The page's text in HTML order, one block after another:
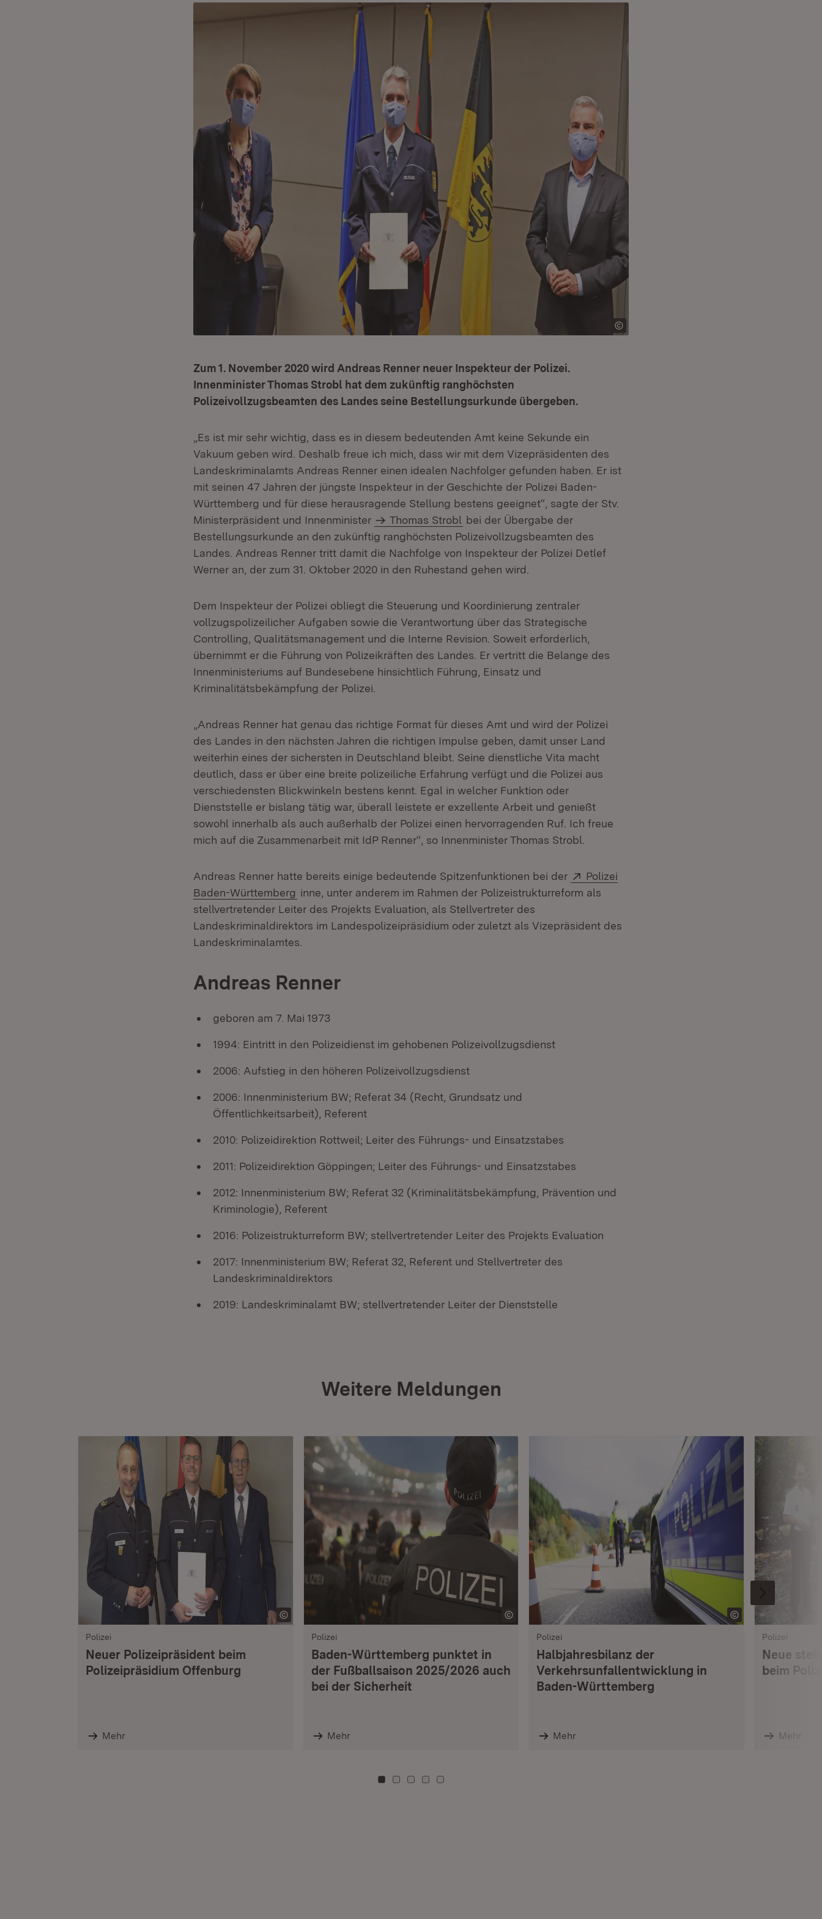
Zum 1. November 2020 wird Andreas Renner neuer Inspekteur der Polizei.
Innenminister Thomas Strobl hat dem zukünftig ranghöchsten
Polizeivollzugsbeamten des Landes seine Bestellungsurkunde übergeben.
„Es ist mir sehr wichtig, dass es in diesem bedeutenden Amt keine Sekunde ein
Vakuum geben wird. Deshalb freue ich mich, dass wir mit dem Vizepräsidenten des
Landeskriminalamts Andreas Renner einen idealen Nachfolger gefunden haben. Er ist
mit seinen 47 Jahren der jüngste Inspekteur in der Geschichte der Polizei Baden-
Württemberg und für diese herausragende Stellung bestens geeignet“, sagte der Stv.
Ministerpräsident und Innenminister
Thomas Strobl bei der Übergabe der
Bestellungsurkunde an den zukünftig ranghöchsten Polizeivollzugsbeamten des
Landes. Andreas Renner tritt damit die Nachfolge von Inspekteur der Polizei Detlef
Werner an, der zum 31. Oktober 2020 in den Ruhestand gehen wird.
Dem Inspekteur der Polizei obliegt die Steuerung und Koordinierung zentraler
vollzugspolizeilicher Aufgaben sowie die Verantwortung über das Strategische
Controlling, Qualitätsmanagement und die Interne Revision. Soweit erforderlich,
übernimmt er die Führung von Polizeikräften des Landes. Er vertritt die Belange des
Innenministeriums auf Bundesebene hinsichtlich Führung, Einsatz und
Kriminalitätsbekämpfung der Polizei.
„Andreas Renner hat genau das richtige Format für dieses Amt und wird der Polizei
des Landes in den nächsten Jahren die richtigen Impulse geben, damit unser Land
weiterhin eines der sichersten in Deutschland bleibt. Seine dienstliche Vita macht
deutlich, dass er über eine breite polizeiliche Erfahrung verfügt und die Polizei aus
verschiedensten Blickwinkeln bestens kennt. Egal in welcher Funktion oder
Dienststelle er bislang tätig war, überall leistete er exzellente Arbeit und genießt
sowohl innerhalb als auch außerhalb der Polizei einen hervorragenden Ruf. Ich freue
mich auf die Zusammenarbeit mit IdP Renner“, so Innenminister Thomas Strobl.
Andreas Renner hatte bereits einige bedeutende Spitzenfunktionen bei der Extern:
Polizei
Baden-Württemberg (Öffnet in neuem Fenster)
inne, unter anderem im Rahmen der Polizeistrukturreform als
stellvertretender Leiter des Projekts Evaluation, als Stellvertreter des
Landeskriminaldirektors im Landespolizeipräsidium oder zuletzt als Vizepräsident des
Landeskriminalamtes.
Andreas Renner
geboren am 7. Mai 1973
1994: Eintritt in den Polizeidienst im gehobenen Polizeivollzugsdienst
2006: Aufstieg in den höheren Polizeivollzugsdienst
2006: Innenministerium BW; Referat 34 (Recht, Grundsatz und
Öffentlichkeitsarbeit), Referent
2010: Polizeidirektion Rottweil; Leiter des Führungs- und Einsatzstabes
2011: Polizeidirektion Göppingen; Leiter des Führungs- und Einsatzstabes
2012: Innenministerium BW; Referat 32 (Kriminalitätsbekämpfung, Prävention und
Kriminologie), Referent
2016: Polizeistrukturreform BW; stellvertretender Leiter des Projekts Evaluation
2017: Innenministerium BW; Referat 32, Referent und Stellvertreter des
Landeskriminaldirektors
2019: Landeskriminalamt BW; stellvertretender Leiter der Dienststelle
Weitere Meldungen
Polizei
Neuer Polizeipräsident beim
Polizeipräsidium Offenburg
Mehr
Polizei
Baden-Württemberg punktet in
der Fußballsaison 2025/2026 auch
bei der Sicherheit
Mehr
Polizei
Halbjahresbilanz der
Verkehrsunfallentwicklung in
Baden-Württemberg
Mehr
Polizei
Neue
beim
Mehr
Zu Kachel: 0
Zu Kachel: 3
Zu Kachel: 6
Zu Kachel: 9
Zu Kachel: 12